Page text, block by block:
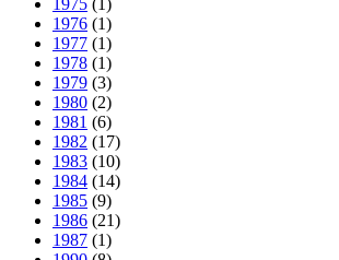
1976 (1)
1977 (1)
1978 (1)
1979 (3)
1980 (2)
1981 (6)
1982 (17)
1983 (10)
1984 (14)
1985 (9)
1986 (21)
1987 (1)